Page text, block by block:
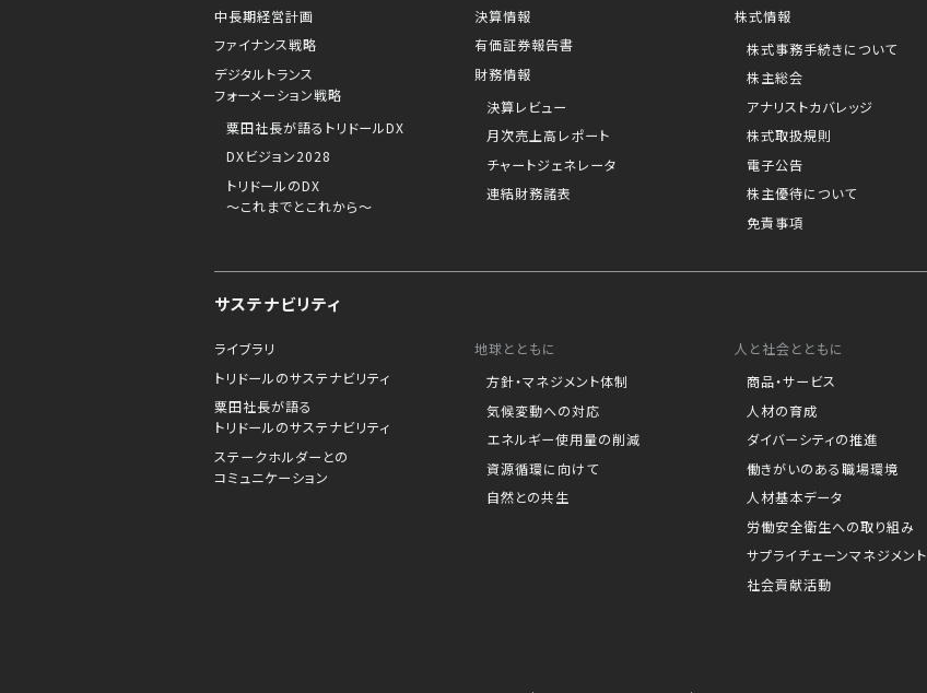
中長期経営計画
ファイナンス戦略
デジタルトランス
フォーメーション戦略
粟田社長が語るトリドールDX
DXビジョン2028
トリドールのDX
～これまでとこれから～
決算情報
有価証券報告書
財務情報
決算レビュー
月次売上高レポート
チャートジェネレータ
連結財務諸表
株式情報
株式事務手続きについて
株主総会
アナリストカバレッジ
株式取扱規則
電子公告
株主優待について
免責事項
サステナビリティ
ライブラリ
トリドールのサステナビリティ
粟田社長が語る
トリドールのサステナビリティ
ステークホルダーとの
コミュニケーション
地球とともに
方針・マネジメント体制
気候変動への対応
エネルギー使用量の削減
資源循環に向けて
自然との共生
人と社会とともに
商品・サービス
人材の育成
ダイバーシティの推進
働きがいのある職場環境
人材基本データ
労働安全衛生への取り組み
サプライチェーンマネジメント
社会貢献活動